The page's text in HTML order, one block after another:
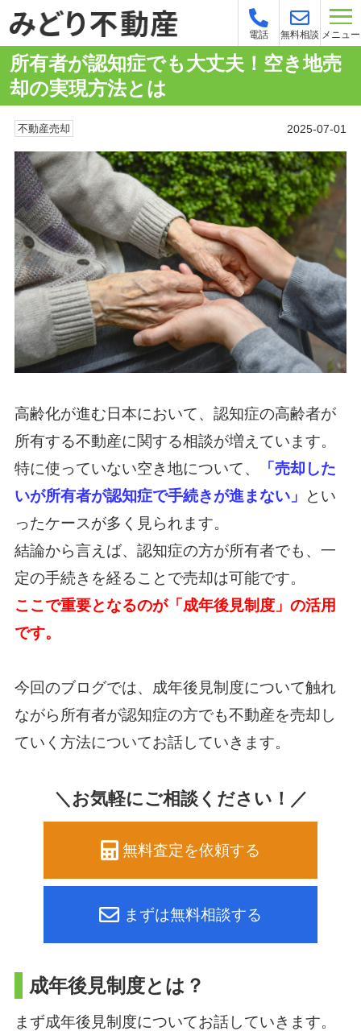
電話 無料相談 メニュー
所有者が認知症でも大丈夫！空き地売
却の実現方法とは
不動産売却 2025-07-01
高齢化が進む日本において、認知症の高齢者が
所有する不動産に関する相談が増えています。
特に使っていない空き地について、
「売却した
いが所有者が認知症で手続きが進まない」
とい
ったケースが多く見られます。
結論から言えば、認知症の方が所有者でも、一
定の手続きを経ることで売却は可能です。
ここで重要となるのが「成年後見制度」の活用
です。
今回のブログでは、成年後見制度について触れ
ながら所有者が認知症の方でも不動産を売却し
ていく方法についてお話していきます。
＼お気軽にご相談ください！／
無料査定を依頼する
まずは無料相談する
成年後見制度とは？
まず成年後見制度についてお話していきます。